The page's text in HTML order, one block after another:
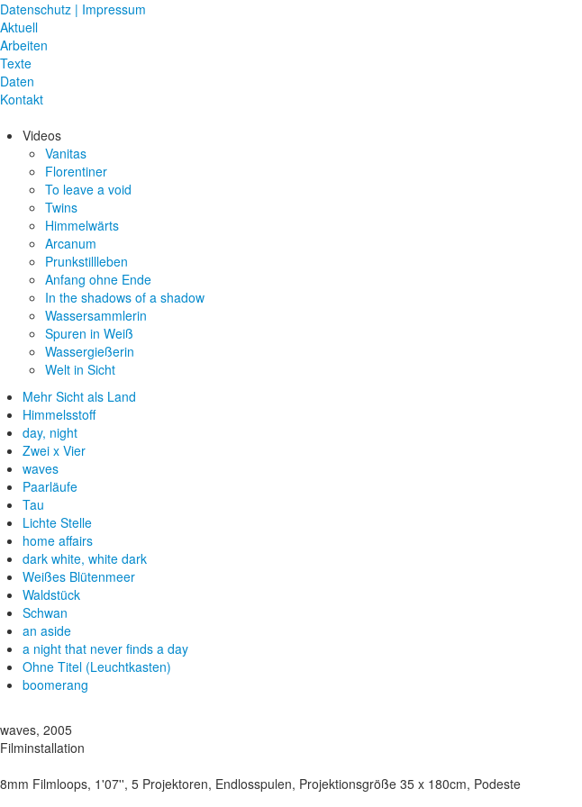
Datenschutz | Impressum
Aktuell
Arbeiten
Texte
Daten
Kontakt
Videos
Vanitas
Florentiner
To leave a void
Twins
Himmelwärts
Arcanum
Prunkstillleben
Anfang ohne Ende
In the shadows of a shadow
Wassersammlerin
Spuren in Weiß
Wassergießerin
Welt in Sicht
Mehr Sicht als Land
Himmelsstoff
day, night
Zwei x Vier
waves
Paarläufe
Tau
Lichte Stelle
home affairs
dark white, white dark
Weißes Blütenmeer
Waldstück
Schwan
an aside
a night that never finds a day
Ohne Titel (Leuchtkasten)
boomerang
waves, 2005
Filminstallation
8mm Filmloops, 1'07'', 5 Projektoren, Endlosspulen, Projektionsgröße 35 x 180cm, Podeste